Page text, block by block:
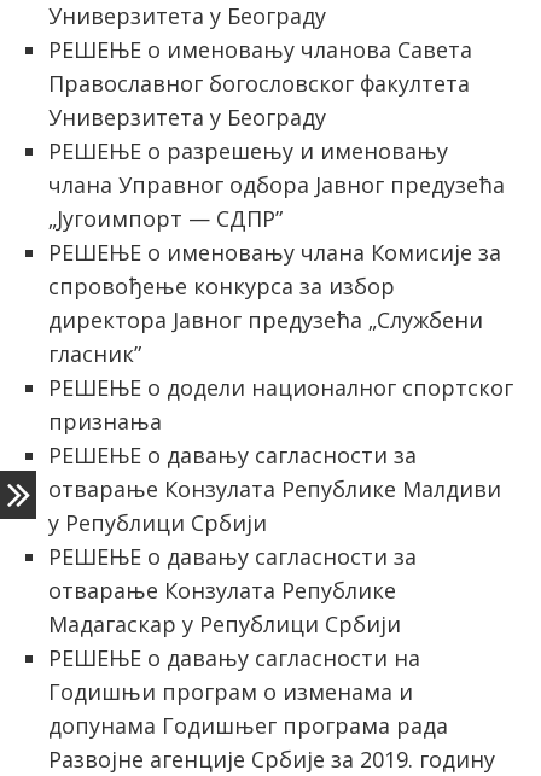
Универзитета у Београду
РЕШЕЊЕ о именовању чланова Савета
Православног богословског факултета
Универзитета у Београду
РЕШЕЊЕ о разрешењу и именовању
члана Управног одбора Јавног предузећа
„Југоимпорт — СДПР”
РЕШЕЊЕ о именовању члана Комисије за
спровођење конкурса за избор
директора Јавног предузећа „Службени
гласник”
РЕШЕЊЕ о додели националног спортског
признања
РЕШЕЊЕ о давању сагласности за
отварање Конзулата Републике Малдиви
у Републици Србији
РЕШЕЊЕ о давању сагласности за
отварање Конзулата Републике
Мадагаскар у Републици Србији
РЕШЕЊЕ о давању сагласности на
Годишњи програм о изменама и
допунама Годишњег програма рада
Развојне агенције Србије за 2019. годину